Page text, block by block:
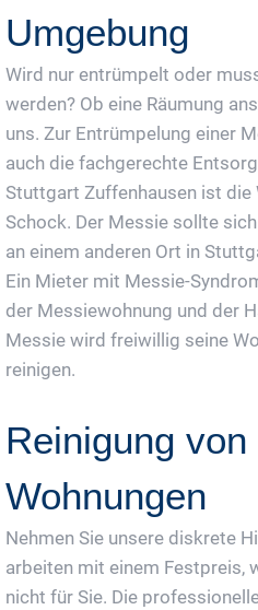
Umgebung
Wird nur entrümpelt oder
werden? Ob eine Räumung
uns. Zur Entrümpelung einer
auch die fachgerechte
Stuttgart Zuffenhausen ist die
Schock. Der Messie sollte
an einem anderen Ort in
Ein Mieter mit Messie-
der Messiewohnung und der
Messie wird freiwillig seine
reinigen.
Reinigung
Wohnungen
Nehmen Sie unsere diskrete
arbeiten mit einem Festpreis,
nicht für Sie. Die